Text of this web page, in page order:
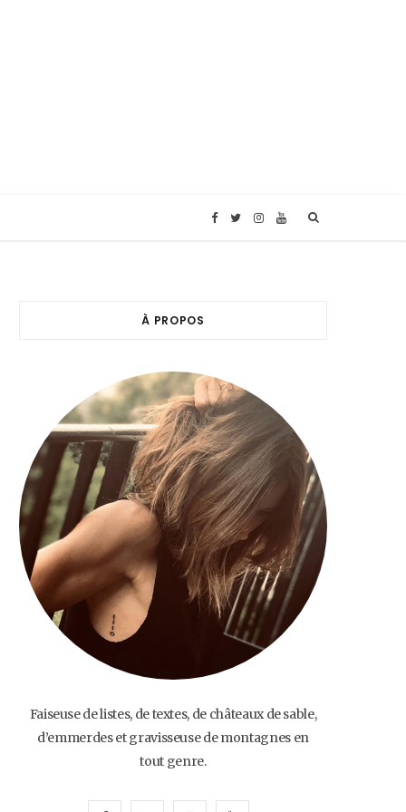
F
b
o
o
k
T
t
e
r
I
a
g
r
a
m
Y
À PROPOS
Faiseuse de listes, de textes, de châteaux de sable,
d’emmerdes et gravisseuse de montagnes en
tout genre.